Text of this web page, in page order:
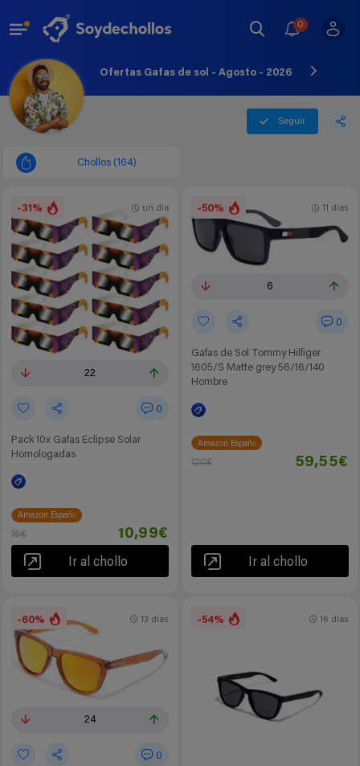
0
Ofertas Gafas de sol - Agosto - 2026
Seguir
Chollos (164)
-31%
22
0
Pack 10x Gafas Eclipse Solar
Homologadas
un día
Amazon España
16€ 10,99€
Ir al chollo
-50%
6
0
Gafas de Sol Tommy Hilfiger
1605/S Matte grey 56/16/140
Hombre
11 días
Amazon España
120€ 59,55€
Ir al chollo
-60%
24
0
13 días -54% 16 días